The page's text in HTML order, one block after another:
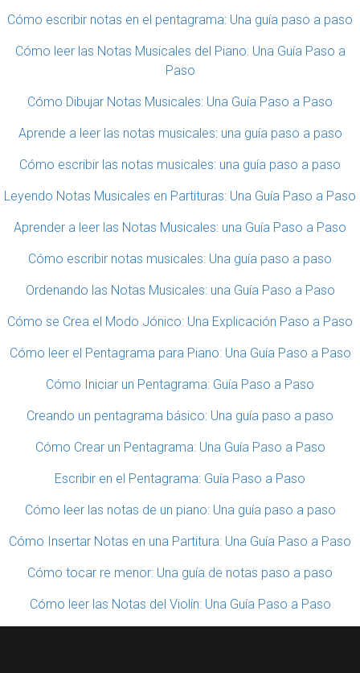
Cómo escribir notas en el pentagrama: Una guía paso a paso
Cómo leer las Notas Musicales del Piano: Una Guía Paso a
Paso
Cómo Dibujar Notas Musicales: Una Guía Paso a Paso
Aprende a leer las notas musicales: una guía paso a paso
Cómo escribir las notas musicales: una guía paso a paso
Leyendo Notas Musicales en Partituras: Una Guía Paso a Paso
Aprender a leer las Notas Musicales: una Guía Paso a Paso
Cómo escribir notas musicales: Una guía paso a paso
Ordenando las Notas Musicales: una Guía Paso a Paso
Cómo se Crea el Modo Jónico: Una Explicación Paso a Paso
Cómo leer el Pentagrama para Piano: Una Guía Paso a Paso
Cómo Iniciar un Pentagrama: Guía Paso a Paso
Creando un pentagrama básico: Una guía paso a paso
Cómo Crear un Pentagrama: Una Guía Paso a Paso
Escribir en el Pentagrama: Guía Paso a Paso
Cómo leer las notas de un piano: Una guía paso a paso
Cómo Insertar Notas en una Partitura: Una Guía Paso a Paso
Cómo tocar re menor: Una guía de notas paso a paso
Cómo leer las Notas del Violín: Una Guía Paso a Paso